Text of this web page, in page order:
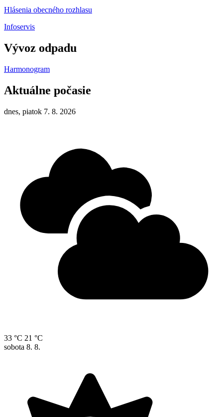
Hlásenia obecného rozhlasu
Infoservis
Vývoz odpadu
Harmonogram
Aktuálne počasie
dnes, piatok 7. 8. 2026
33 °C 21 °C
sobota 8. 8.